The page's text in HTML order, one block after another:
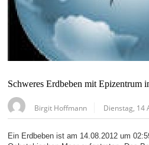
Schweres Erdbeben mit Epizentrum
Birgit Hoffmann Dienstag, 14
Ein Erdbeben ist am 14.08.2012 um